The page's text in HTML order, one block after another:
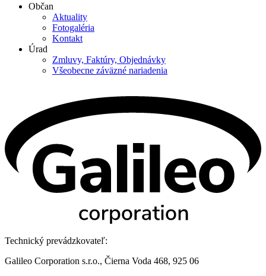
Občan
Aktuality
Fotogaléria
Kontakt
Úrad
Zmluvy, Faktúry, Objednávky
Všeobecne záväzné nariadenia
Technický prevádzkovateľ:
Galileo Corporation s.r.o., Čierna Voda 468, 925 06